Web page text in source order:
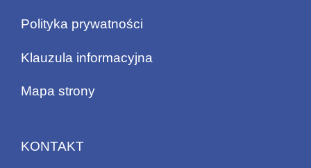
Polityka prywatności
Klauzula informacyjna
Mapa strony
KONTAKT